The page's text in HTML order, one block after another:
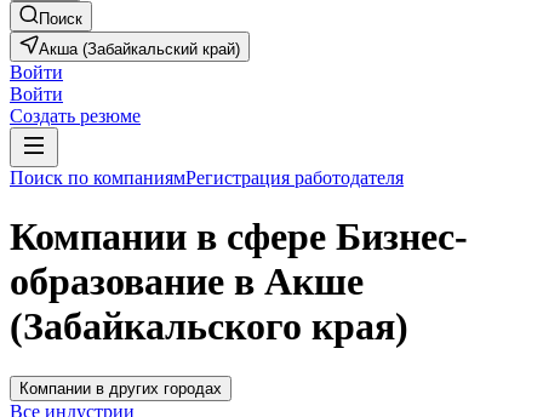
Поиск
Акша (Забайкальский край)
Войти
Войти
Создать резюме
Поиск по компаниямРегистрация работодателя
Компании в сфере Бизнес-
образование в Акше
(Забайкальского края)
Компании в других городах
Все индустрии